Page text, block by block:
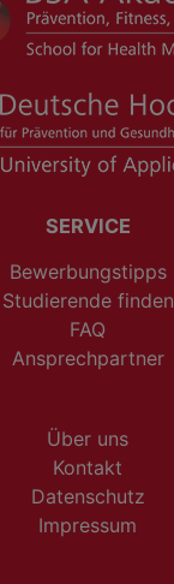
SERVICE
Bewerbungstipps
Studierende finden
FAQ
Ansprechpartner
Über uns
Kontakt
Datenschutz
Impressum